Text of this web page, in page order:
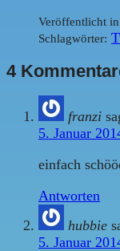
Veröffentlicht
Schlagwörter:
4
franzi
5. Januar
einfach
Antworten
hubbie
5. Januar